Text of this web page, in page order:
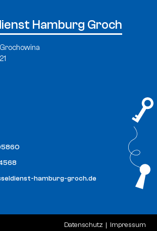
Hamburg Groch
hamburg-groch.de
Datenschutz
Impressum